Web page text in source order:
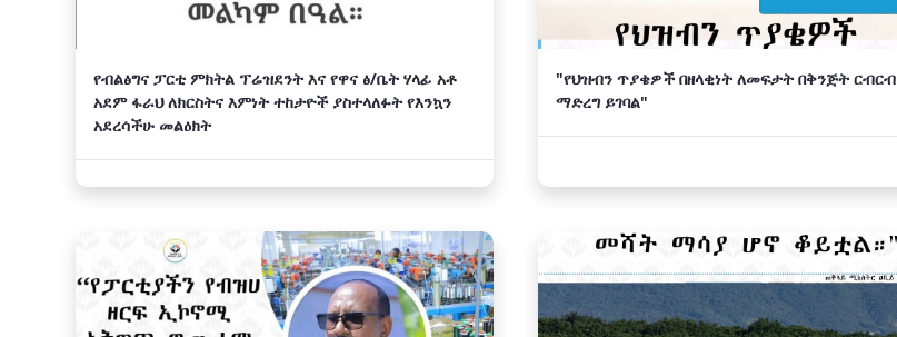
የብልፅግና ፓርቲ ምክትል ፕሬዝደንት እና የዋና ፅ/ቤት ሃላፊ አቶ
አደም ፋራህ ለክርስትና እምነት ተከታዮች ያስተላለፉት የእንኳን
አደረሳችሁ መልዕክት
"የህዝብን ጥያቄዎች በዘላቂነት ለመፍታት በቅንጅት ርብርብ
ማድረግ ይገባል"